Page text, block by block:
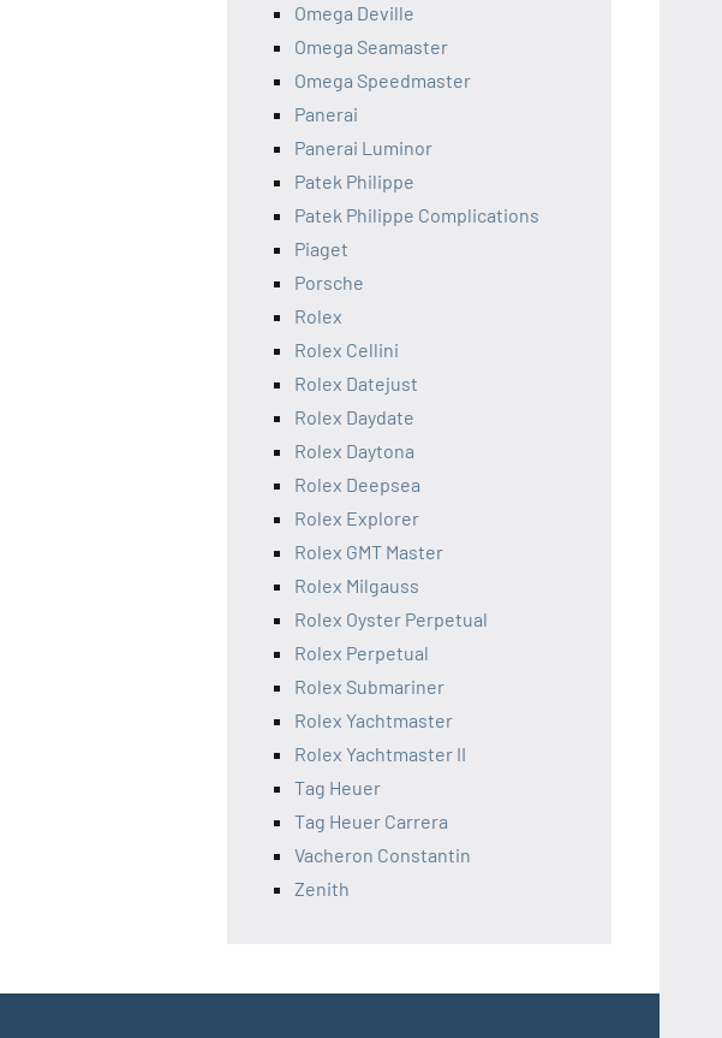
Omega Deville
Omega Seamaster
Omega Speedmaster
Panerai
Panerai Luminor
Patek Philippe
Patek Philippe Complications
Piaget
Porsche
Rolex
Rolex Cellini
Rolex Datejust
Rolex Daydate
Rolex Daytona
Rolex Deepsea
Rolex Explorer
Rolex GMT Master
Rolex Milgauss
Rolex Oyster Perpetual
Rolex Perpetual
Rolex Submariner
Rolex Yachtmaster
Rolex Yachtmaster II
Tag Heuer
Tag Heuer Carrera
Vacheron Constantin
Zenith